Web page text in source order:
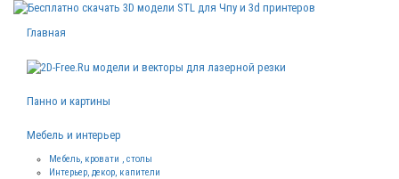
Главная
Панно и картины
Мебель и интерьер
Мебель, кровати , столы
Интерьер, декор, капители